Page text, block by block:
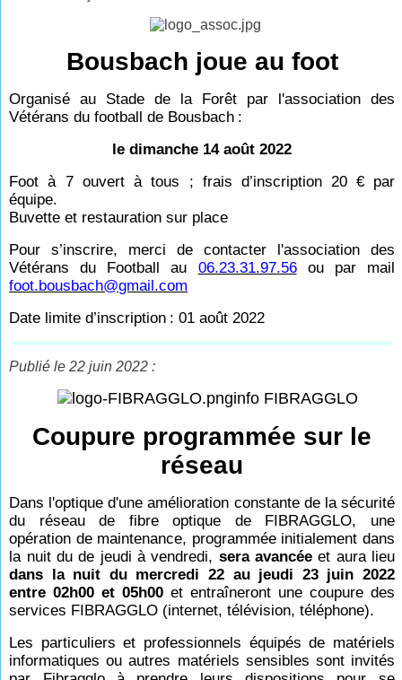
Bousbach joue au foot
Organisé au Stade de la Forêt par l'association des
Vétérans du football de Bousbach :
le dimanche 14 août 2022
Foot à 7 ouvert à tous ; frais d’inscription 20 € par
équipe.
Buvette et restauration sur place
Pour s’inscrire, merci de contacter l'association des
Vétérans du Football au 06.23.31.97.56ou par mail
foot.bousbach@gmail.com
Date limite d’inscription : 01 août 2022
Publié le 22 juin 2022 :
info FIBRAGGLO
Coupure programmée sur le
réseau
Dans l'optique d'une amélioration constante de la sécurité
du réseau de fibre optique de FIBRAGGLO, une
opération de maintenance, programmée initialement dans
la nuit du de jeudi à vendredi, sera avancéeet aura lieu
dans la nuit du mercredi 22 au jeudi 23 juin 2022
entre 02h00 et 05h00 et entraîneront une coupure des
services FIBRAGGLO (internet, télévision, téléphone).
Les particuliers et professionnels équipés de matériels
informatiques ou autres matériels sensibles sont invités